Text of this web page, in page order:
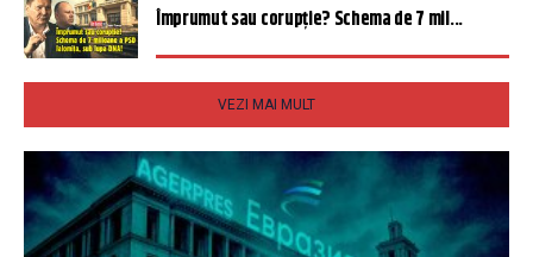
Împrumut sau corupție? Schema de 7 mil...
VEZI MAI MULT